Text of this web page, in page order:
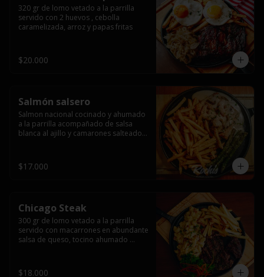
320 gr de lomo vetado a la parrilla
servido con 2 huevos , cebolla
caramelizada, arroz y papas fritas
$20.000
Salmón salsero
Salmon nacional cocinado y ahumado
a la parrilla acompañado de salsa
blanca al ajillo y camarones salteados,
$17.000
Chicago Steak
300 gr de lomo vetado a la parrilla
servido con macarrones en abundante
salsa de queso, tocino ahumado
$18.000